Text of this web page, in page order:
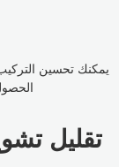
يمكنك تحسين
تقليل